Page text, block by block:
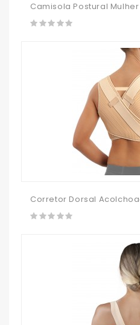
Camisola Postural
Corretor Dorsal